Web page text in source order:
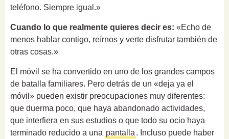
teléfono. Siempre igual.»
Cuando lo que realmente quieres decir es: «Echo de
menos hablar contigo, reírnos y verte disfrutar también de
otras cosas.»
El móvil se ha convertido en uno de los grandes campos
de batalla familiares. Pero detrás de un «deja ya el
móvil» pueden existir preocupaciones muy diferentes:
que duerma poco, que haya abandonado actividades,
que interfiera en sus estudios o que todo su ocio haya
terminado reducido a una pantalla . Incluso puede haber